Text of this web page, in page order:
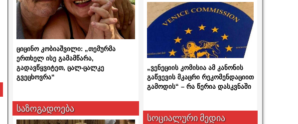
ციცინო კობიაშვილი: „თემურმა
ერთხელ ისე გამამწარა,
გადავწყვიტეთ, ცალ-ცალკე
გვეცხოვრა“
საზოგადოება
„ვენეციის კომისია ამ კანონის
გაწვევის მკაცრი რეკომენდაციით
გამოდის“ – რა წერია დასკვნაში
სოციალური მედია